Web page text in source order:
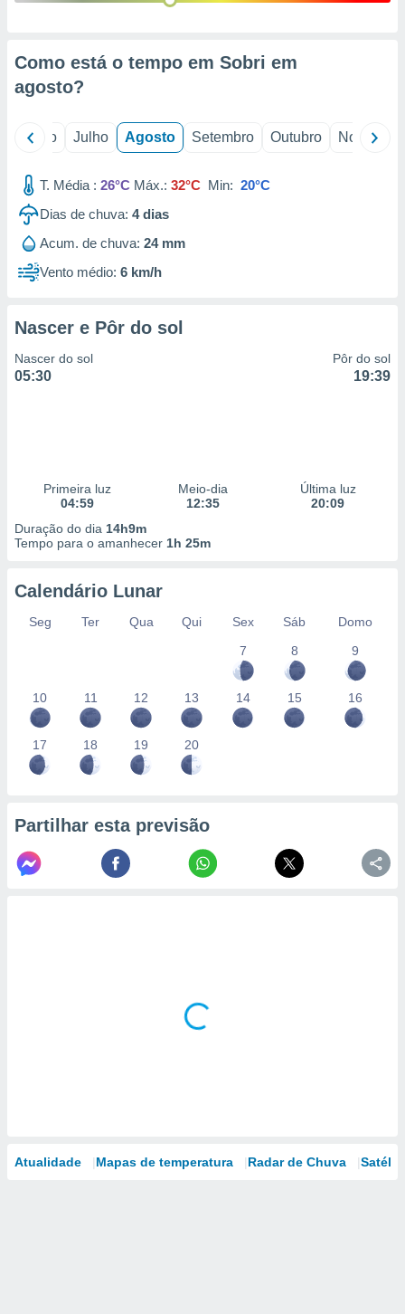
através
estudos
de
1199
Como está o tempo em Sobri em
agosto?
Junho Julho Agosto Setembro Outubro Novembro
T. Média : 26°C Máx.: 32°C Min: 20°C
Dias de chuva: 4dias
Acum. de chuva: 24 mm
Vento médio: 6 km/h
Nascer e Pôr do sol
Nascer do sol
05:30
Pôr do sol
19:39
Primeira luz
04:59
Meio-dia
12:35
Última luz
20:09
Duração do dia 14h9m
Tempo para o amanhecer 1h 25m
Calendário Lunar
Seg Ter Qua Qui Sex Sáb
Domo
7
8 9
10 11 12 13 14 15 16
17 18 19 20
Partilhar esta previsão
Atualidade Mapas de temperatura Radar de Chuva